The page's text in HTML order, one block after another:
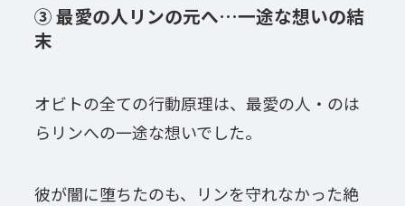
③ 最愛の人リンの元へ…一途な想いの結
末
オビトの全ての行動原理は、最愛の人・のは
らリンへの一途な想いでした。
彼が闇に堕ちたのも、リンを守れなかった絶